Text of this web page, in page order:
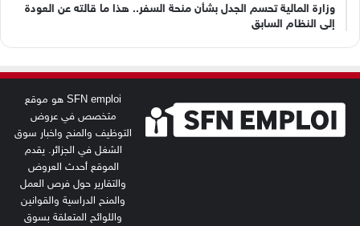
وزارة المالية تحسم الجدل بشأن منحة السفر.. هذا ما قالته عن العودة
إلى النظام السابق
SFN emploi هو موقع
متخصص في عروض
التوظيف والمنح واخبار سوق
الشغل في الجزائر. يقدم
الموقع أحدث العروض
والتقارير حول فرص العمل
والمنح الدراسية والقوانين
واللوائح المتعلقة بسوق